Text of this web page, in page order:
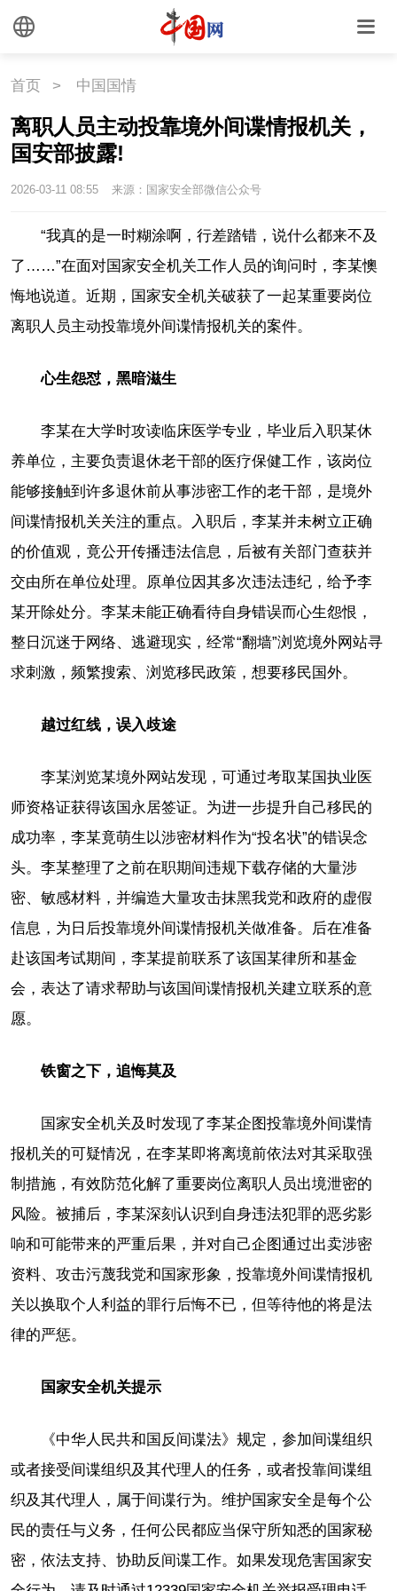
首页 > 中国国情
离职人员主动投靠境外间谍情报机关，
国安部披露!
2026-03-11 08:55 来源：国家安全部微信公众号
“我真的是一时糊涂啊，行差踏错，说什么都来不及
了……”在面对国家安全机关工作人员的询问时，李某懊
悔地说道。近期，国家安全机关破获了一起某重要岗位
离职人员主动投靠境外间谍情报机关的案件。
心生怨怼，黑暗滋生
李某在大学时攻读临床医学专业，毕业后入职某休
养单位，主要负责退休老干部的医疗保健工作，该岗位
能够接触到许多退休前从事涉密工作的老干部，是境外
间谍情报机关关注的重点。入职后，李某并未树立正确
的价值观，竟公开传播违法信息，后被有关部门查获并
交由所在单位处理。原单位因其多次违法违纪，给予李
某开除处分。李某未能正确看待自身错误而心生怨恨，
整日沉迷于网络、逃避现实，经常“翻墙”浏览境外网站寻
求刺激，频繁搜索、浏览移民政策，想要移民国外。
越过红线，误入歧途
李某浏览某境外网站发现，可通过考取某国执业医
师资格证获得该国永居签证。为进一步提升自己移民的
成功率，李某竟萌生以涉密材料作为“投名状”的错误念
头。李某整理了之前在职期间违规下载存储的大量涉
密、敏感材料，并编造大量攻击抹黑我党和政府的虚假
信息，为日后投靠境外间谍情报机关做准备。后在准备
赴该国考试期间，李某提前联系了该国某律所和基金
会，表达了请求帮助与该国间谍情报机关建立联系的意
愿。
铁窗之下，追悔莫及
国家安全机关及时发现了李某企图投靠境外间谍情
报机关的可疑情况，在李某即将离境前依法对其采取强
制措施，有效防范化解了重要岗位离职人员出境泄密的
风险。被捕后，李某深刻认识到自身违法犯罪的恶劣影
响和可能带来的严重后果，并对自己企图通过出卖涉密
资料、攻击污蔑我党和国家形象，投靠境外间谍情报机
关以换取个人利益的罪行后悔不已，但等待他的将是法
律的严惩。
国家安全机关提示
《中华人民共和国反间谍法》规定，参加间谍组织
或者接受间谍组织及其代理人的任务，或者投靠间谍组
织及其代理人，属于间谍行为。维护国家安全是每个公
民的责任与义务，任何公民都应当保守所知悉的国家秘
密，依法支持、协助反间谍工作。如果发现危害国家安